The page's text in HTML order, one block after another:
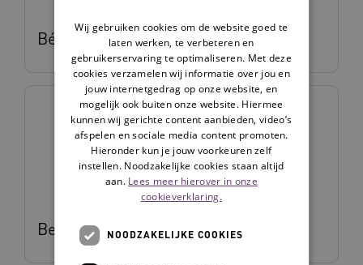
Béatrice Dijcks
Beaudine van den Berg
Wij gebruiken cookies om de website goed te
laten werken, te verbeteren en
gebruikerservaring te optimaliseren. Met deze
cookies verzamelen wij informatie over jou en
jouw internetgedrag op onze website, en
mogelijk ook buiten onze website. Hiermee
kunnen wij gerichte content aanbieden, video’s
afspelen en sociale media content promoten.
Hieronder kun je jouw voorkeuren zelf
instellen. Noodzakelijke cookies staan altijd
aan. Lees meer hierover in onze
cookieverklaring.
NOODZAKELIJKE COOKIES